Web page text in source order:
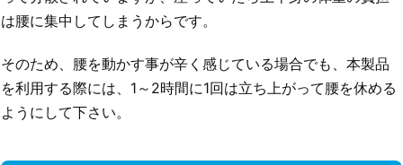
は腰に集中してしまうからです。
そのため、腰を動かす事が辛く感じている場合でも、本製品
を利用する際には、1～2時間に1回は立ち上がって腰を休める
ようにして下さい。